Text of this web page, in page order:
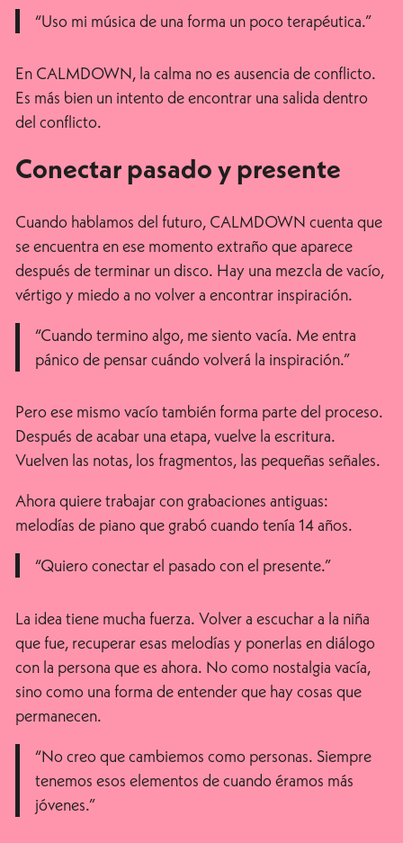
“Uso mi música de una forma un poco terapéutica.”
En CALMDOWN, la calma no es ausencia de conflicto.
Es más bien un intento de encontrar una salida dentro
del conflicto.
Conectar pasado y presente
Cuando hablamos del futuro, CALMDOWN cuenta que
se encuentra en ese momento extraño que aparece
después de terminar un disco. Hay una mezcla de vacío,
vértigo y miedo a no volver a encontrar inspiración.
“Cuando termino algo, me siento vacía. Me entra
pánico de pensar cuándo volverá la inspiración.”
Pero ese mismo vacío también forma parte del proceso.
Después de acabar una etapa, vuelve la escritura.
Vuelven las notas, los fragmentos, las pequeñas señales.
Ahora quiere trabajar con grabaciones antiguas:
melodías de piano que grabó cuando tenía 14 años.
“Quiero conectar el pasado con el presente.”
La idea tiene mucha fuerza. Volver a escuchar a la niña
que fue, recuperar esas melodías y ponerlas en diálogo
con la persona que es ahora. No como nostalgia vacía,
sino como una forma de entender que hay cosas que
permanecen.
“No creo que cambiemos como personas. Siempre
tenemos esos elementos de cuando éramos más
jóvenes.”